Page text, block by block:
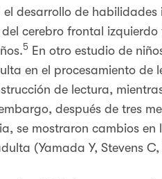
desarrollo de
cerebro frontal
5 En otro estudio de
en el procesamiento de
de lectura,
después de tres
se mostraron cambios
(Yamada Y, Stevens